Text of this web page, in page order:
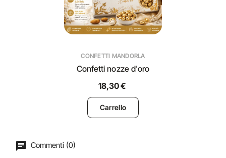
CONFETTI MANDORLA
Confetti nozze d'oro
18,30 €
Carrello
Commenti (0)